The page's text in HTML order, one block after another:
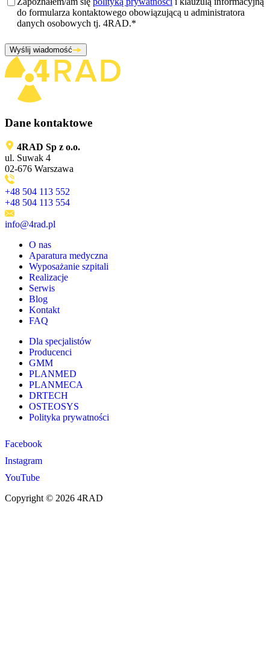
do formularza kontaktowego obowiązującą u administratora
danych osobowych tj. 4RAD.*
Wyślij wiadomość
Dane kontaktowe
4RAD Sp z o.o.
ul. Suwak 4
02-676 Warszawa
+48 504 113 552
+48 504 113 554
info@4rad.pl
O nas
Aparatura medyczna
Wyposażanie szpitali
Realizacje
Serwis
Blog
Kontakt
FAQ
Dla specjalistów
Producenci
GMM
PLANMED
PLANMECA
DRTECH
OSTEOSYS
Polityka prywatności
Facebook
Instagram
YouTube
Copyright © 2026 4RAD